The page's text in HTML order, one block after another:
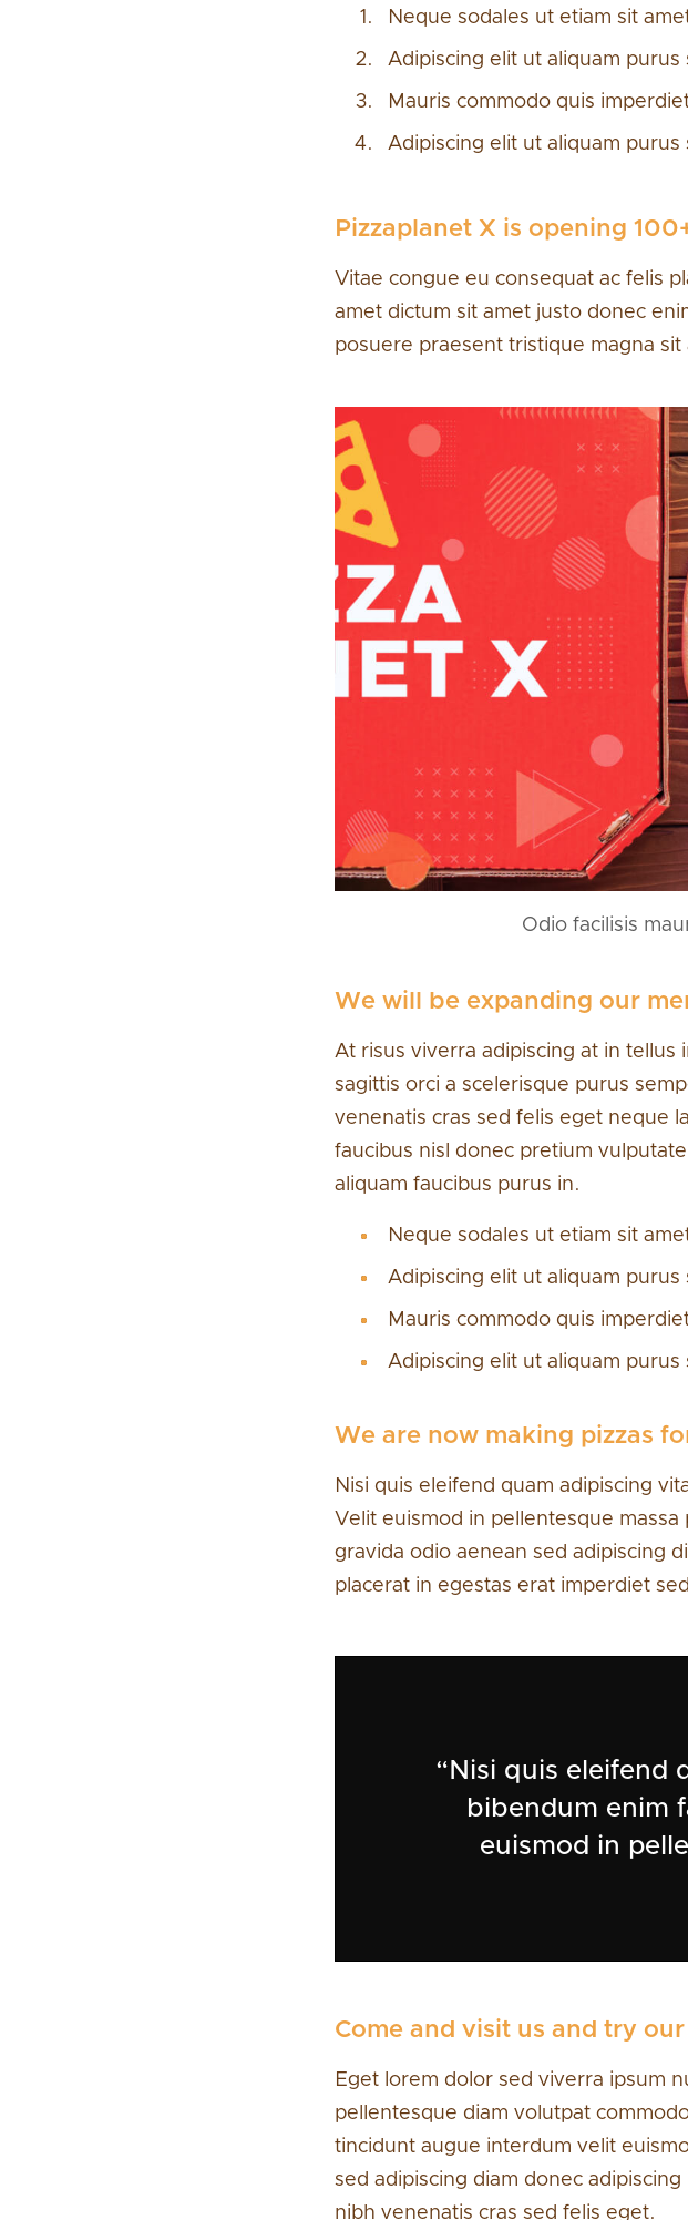
Neque sodales ut etiam sit
Adipiscing elit ut aliquam
Mauris commodo quis
Adipiscing elit ut aliquam
Pizzaplanet X is opening
Vitae congue eu consequat ac felis
amet dictum sit amet justo donec
posuere praesent tristique magna
Odio facilisis
We will be expanding our
At risus viverra adipiscing at in
sagittis orci a scelerisque purus
venenatis cras sed felis eget neque
faucibus nisl donec pretium
aliquam faucibus purus in.
Neque sodales ut etiam sit
Adipiscing elit ut aliquam
Mauris commodo quis
Adipiscing elit ut aliquam
We are now making pizzas
Nisi quis eleifend quam adipiscing
Velit euismod in pellentesque
gravida odio aenean sed adipiscing
placerat in egestas erat imperdiet
“Nisi quis eleifend
bibendum enim
euismod in
Come and visit us and try
Eget lorem dolor sed viverra ipsum
pellentesque diam volutpat
tincidunt augue interdum velit
sed adipiscing diam donec
nibh venenatis cras sed felis eget.